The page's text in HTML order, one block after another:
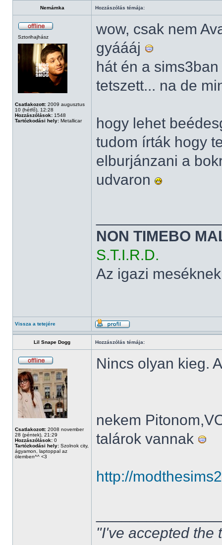
Nemámka Hozzászólás témája:
Sztorihajhász
Csatlakozott: 2009 augusztus
10 (hétfő), 12:28
Hozzászólások: 1548
Tartózkodási hely: Metallicar
wow, csak nem
gyáááj
hát én a
tetszett... na de
hogy lehet
tudom írták hogy
elburjánzani a
udvaron
NON TIMEBO
S.T.I.R.D.
Az igazi
Vissza a tetejére
Lil Snape Dogg Hozzászólás témája:
Csatlakozott: 2008 november
28 (péntek), 21:29
Hozzászólások: 0
Tartózkodási hely: Szolnok city,
ágyamon, laptoppal az
ölemben^^ <3
Nincs olyan kieg.
nekem
talárok vannak
http://
"I've accepted the